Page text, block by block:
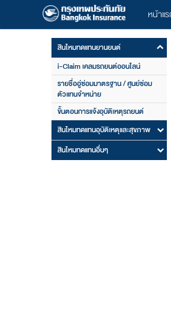
หน้าแ
สินไหมทดแทนยานยนต์
i-Claim เคลมรถยนต์ออนไลน์
รายชื่ออู่ซ่อมมาตรฐาน / ศูนย์ซ่อม
ตัวแทนจำหน่าย
ขั้นตอนการแจ้งอุบัติเหตุรถยนต์
สินไหมทดแทนอุบัติเหตุและสุขภาพ
สินไหมทดแทนอื่นๆ